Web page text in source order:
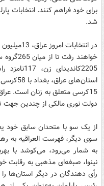
برای خود فراهم کنند. انتخابات
شد.
15کرسی متعلق به زنان است.
دولت نوری‌ مالکی از چندین
از یک سو با متحدان سابق خود
سوی دیگر، فهرست العراقیه به
به شمار می‌رود، می‌کوشد با
نینوا، صبغه‌ای مذهبی به رقابت
رأی دهندگان در دیگر استان‌ها